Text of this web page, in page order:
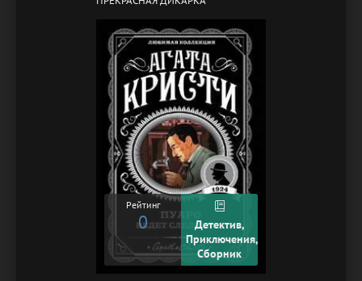
Рейтинг
0
Детектив,
Приключения,
Сборник